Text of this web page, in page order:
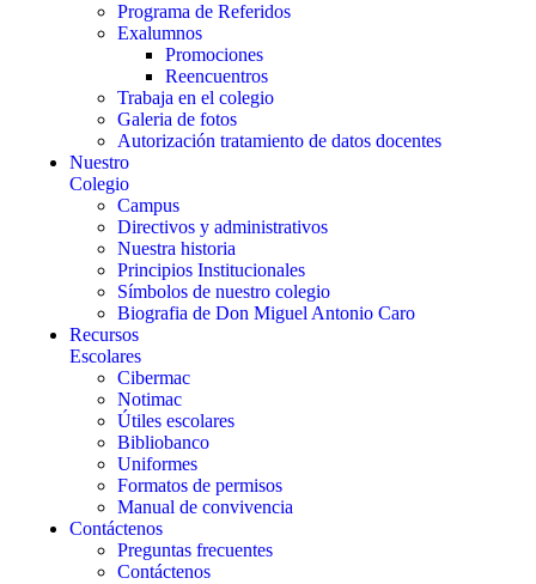
Programa de Referidos
Exalumnos
Promociones
Reencuentros
Trabaja en el colegio
Galeria de fotos
Autorización tratamiento de datos docentes
Nuestro
Colegio
Campus
Directivos y administrativos
Nuestra historia
Principios Institucionales
Símbolos de nuestro colegio
Biografia de Don Miguel Antonio Caro
Recursos
Escolares
Cibermac
Notimac
Útiles escolares
Bibliobanco
Uniformes
Formatos de permisos
Manual de convivencia
Contáctenos
Preguntas frecuentes
Contáctenos